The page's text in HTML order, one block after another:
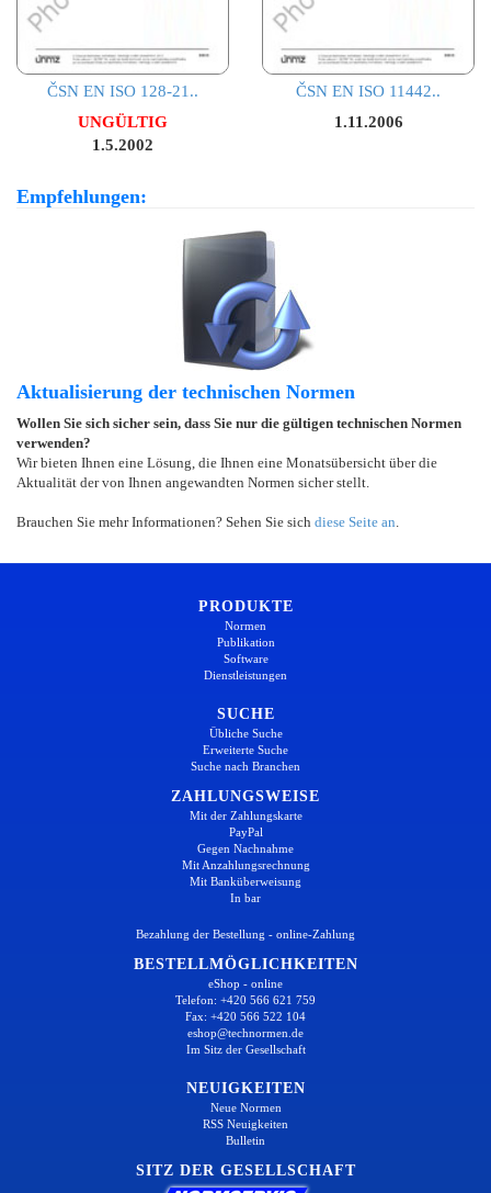
ČSN EN ISO 128-21..
UNGÜLTIG
1.5.2002
ČSN EN ISO 11442..
1.11.2006
Empfehlungen:
Aktualisierung der technischen Normen
Wollen Sie sich sicher sein, dass Sie nur die gültigen technischen Normen
verwenden?
Wir bieten Ihnen eine Lösung, die Ihnen eine Monatsübersicht über die
Aktualität der von Ihnen angewandten Normen sicher stellt.
Brauchen Sie mehr Informationen? Sehen Sie sich diese Seite an
PRODUKTE
Normen
Publikation
Software
Dienstleistungen
SUCHE
Übliche Suche
Erweiterte Suche
Suche nach Branchen
ZAHLUNGSWEISE
Mit der Zahlungskarte
PayPal
Gegen Nachnahme
Mit Anzahlungsrechnung
Mit Banküberweisung
In bar
Bezahlung der Bestellung - online-Zahlung
BESTELLMÖGLICHKEITEN
eShop - online
Telefon: +420 566 621 759
Fax: +420 566 522 104
eshop@technormen.de
Im Sitz der Gesellschaft
NEUIGKEITEN
Neue Normen
RSS Neuigkeiten
Bulletin
SITZ DER GESELLSCHAFT